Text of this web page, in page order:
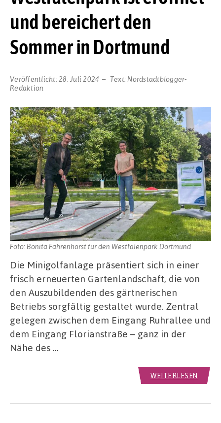
und bereichert den
Sommer in Dortmund
Veröffentlicht:28. Juli 2024 Text: Nordstadtblogger-
Redaktion
Foto: Bonita Fahrenhorst für den Westfalenpark Dortmund
Die Minigolfanlage präsentiert sich in einer
frisch erneuerten Gartenlandschaft, die von
den Auszubildenden des gärtnerischen
Betriebs sorgfältig gestaltet wurde. Zentral
gelegen zwischen dem Eingang Ruhrallee und
dem Eingang Florianstraße – ganz in der
Nähe des …
WEITERLESEN